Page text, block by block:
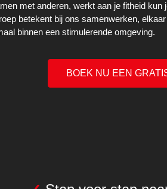
met anderen, werkt aan je fitheid
betekent bij ons samenwerken,
binnen een stimulerende omgeving.
BOEK NU EEN